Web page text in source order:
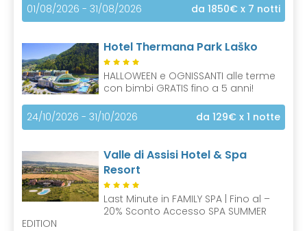
01/08/2026 - 31/08/2026 da 1850€ x 7 notti
Hotel Thermana Park Laško
HALLOWEEN e OGNISSANTI alle terme
con bimbi GRATIS fino a 5 anni!
24/10/2026 - 31/10/2026 da 129€ x 1 notte
Valle di Assisi Hotel & Spa
Resort
Last Minute in FAMILY SPA | Fino al –
20% Sconto Accesso SPA SUMMER
EDITION